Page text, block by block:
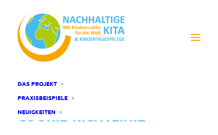
DAS PROJEKT
PRAXISBEISPIELE
NEUIGKEITEN
COOKIE-RICHTLINIE